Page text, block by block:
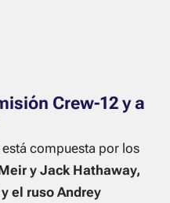
Crew-12 y a
compuesta por los
y Jack Hathaway,
el ruso Andrey